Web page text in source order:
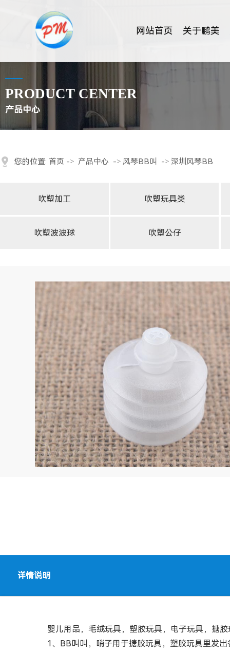
网站首页 关于鹏美
PRODUCT CENTER
产品中心
您的位置: 首页 -> 产品中心 -> 风琴BB叫 -> 深圳风琴BB
吹塑加工 吹塑玩具类
吹塑波波球 吹塑公仔
详情说明
婴儿用品，毛绒玩具，塑胶玩具，电子玩具，搪胶
1、BB叫叫，哨子用于搪胶玩具，塑胶玩具里发出